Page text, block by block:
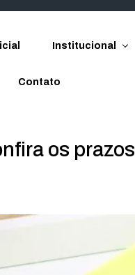
Institucional
Contato
os prazos